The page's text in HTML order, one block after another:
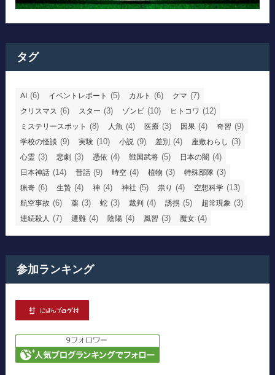
タグ
AI (6) イベントレポート (5) カルト (6) クマ (7)
クリスマス (6) スター (3) ゾンビ (10) ヒトコワ (12)
ミステリースポット (8) 人魚 (4) 医療 (3) 因果 (4) 奇習 (9)
学校の怪談 (9) 実験 (10) 小説 (9) 差別 (4) 座敷わらし (3)
心霊 (3) 悲劇 (3) 憑依 (4) 戦国武将 (5) 日本の闇 (4)
日本神話 (14) 昔話 (9) 時空 (4) 植物 (3) 特殊部隊 (3)
猟奇 (6) 生贄 (4) 神 (4) 神社 (5) 祟り (4) 空想科学 (13)
航空事故 (6) 薬 (3) 蛇 (3) 裁判 (4) 誘拐 (5) 超常現象 (3)
連続殺人 (7) 遭難 (4) 陰陽 (4) 風習 (3) 魔女 (4)
参加ランキング